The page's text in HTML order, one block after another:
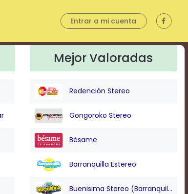
Entrar a mi cuenta
Mejor Valoradas
Redención Stereo
Gongoroko Stereo
Bésame
Barranquilla Estereo
Buenisima Stereo (Barranquilla)